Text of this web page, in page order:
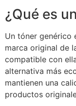
¿Qué es
Un tóner genérico
marca original de
compatible con
alternativa más
mantienen una
productos